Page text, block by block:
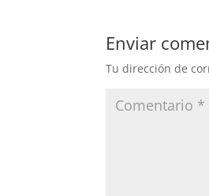
Enviar
Tu dirección de